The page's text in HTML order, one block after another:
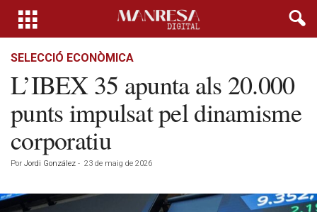
SELECCIÓ ECONÒMICA
L’IBEX 35 apunta als 20.000
punts impulsat pel dinamisme
corporatiu
Por Jordi González - 23 de maig de 2026